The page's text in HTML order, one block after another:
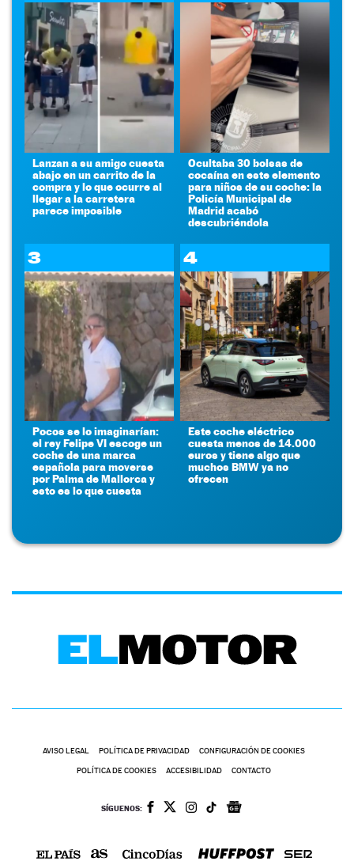
Lanzan a su amigo cuesta
abajo en un carrito de la
compra y lo que ocurre al
llegar a la carretera
parece imposible
Ocultaba 30 bolsas de
cocaína en este elemento
para niños de su coche: la
Policía Municipal de
Madrid acabó
descubriéndola
3
Pocos se lo imaginarían:
el rey Felipe VI escoge un
coche de una marca
española para moverse
por Palma de Mallorca y
esto es lo que cuesta
4
Este coche eléctrico
cuesta menos de 14.000
euros y tiene algo que
muchos BMW ya no
ofrecen
AVISO LEGAL POLÍTICA DE PRIVACIDAD CONFIGURACIÓN DE COOKIES
POLÍTICA DE COOKIES ACCESIBILIDAD CONTACTO
SÍGUENOS: